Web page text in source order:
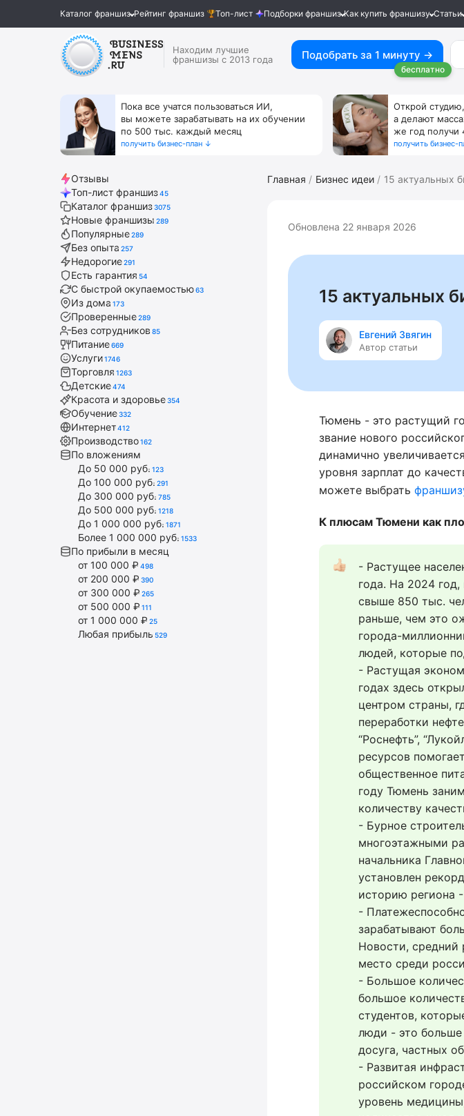
Каталог франшиз Рейтинг франшиз Топ-лист Подборки франшиз Как купить франшизу Статьи
Находим лучшие
франшизы с 2013 года
Подобрать за 1 минуту →
бесплатно
Пока все учатся пользоваться ИИ,
вы можете зарабатывать на их обучении
по 500 тыс. каждый месяц
получить бизнес-план ↓
Открой
а делают
же год получи
получить бизнес-
Отзывы
Топ-лист франшиз45
Каталог франшиз3075
Новые франшизы 289
Популярные289
Без опыта 257
Недорогие291
Есть гарантия 54
С быстрой окупаемостью63
Из дома 173
Проверенные289
Без сотрудников 85
Питание669
Услуги1746
Торговля 1263
Детские474
Красота и здоровье354
Обучение332
Интернет412
Производство162
По вложениям
До 50 000 руб. 123
До 100 000 руб. 291
До 300 000 руб. 785
До 500 000 руб. 1218
До 1 000 000 руб. 1871
Более 1 000 000 руб. 1533
По прибыли в месяц
от 100 000 ₽ 498
от 200 000 ₽ 390
от 300 000 ₽ 265
от 500 000 ₽ 111
от 1 000 000 ₽ 25
Любая прибыль 529
Главная Бизнес идеи 15 актуальных
Обновлена 22 января 2026
15 актуальных
Евгений Звягин
Автор статьи
Тюмень - это растущий
звание нового
динамично
уровня зарплат до
можете выбрать
К плюсам Тюмени как
- Растущее
года. На 2024
свыше 850 тыс.
раньше, чем это
города-
людей, которые
- Растущая
годах здесь
центром страны,
переработки
“Роснефть”,
ресурсов
общественное
году Тюмень
количеству
- Бурное
многоэтажными
начальника
установлен
историю региона
-
зарабатывают
Новости, средний
место среди
- Большое
большое
студентов,
люди - это больше
досуга, частных
- Развитая
российском
уровень